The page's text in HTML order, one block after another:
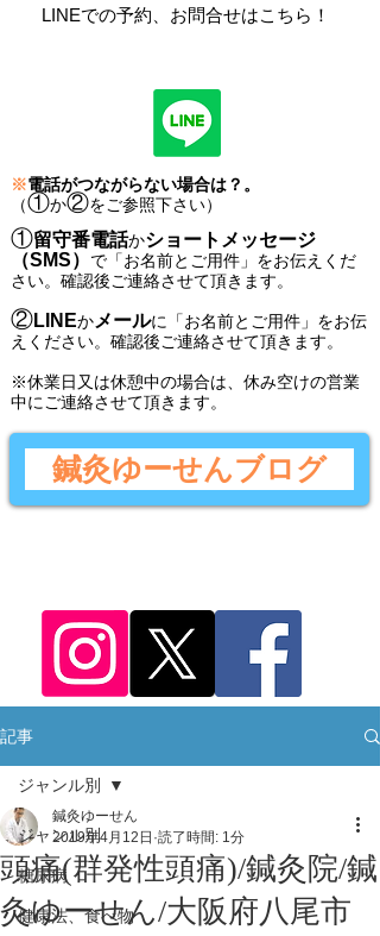
LINEでの予約、お問合せはこちら ！
※電話がつながらない場合は？。
（①か②をご参照下さい）
①留守番電話かショートメッセージ
（SMS） で 「お名前とご用件 」 をお伝えくだ
さい。 確認後ご連絡させて頂きます。
②LINEかメールに 「お名前とご用件 」 をお伝
えください。 確認後ご連絡させて頂きます。
​※休業日又は休憩中の場合は、休み空けの営業
中にご連絡させて頂きます。
鍼灸ゆーせんブログ
記事
ジャンル別
糖尿病
健康法、食べ物
ジャンル別
頭痛(群発性頭痛)/鍼灸院/鍼
灸ゆーせん/大阪府八尾市
鍼灸ゆーせん
2019年4月12日 読了時間: 1分